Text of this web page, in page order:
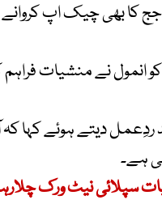
کا بھی چیک اپ
انمول نے منشیات فراہم
ردِعمل دیتے ہوئے کہا
ہے۔
سپلائی نیٹ ورک